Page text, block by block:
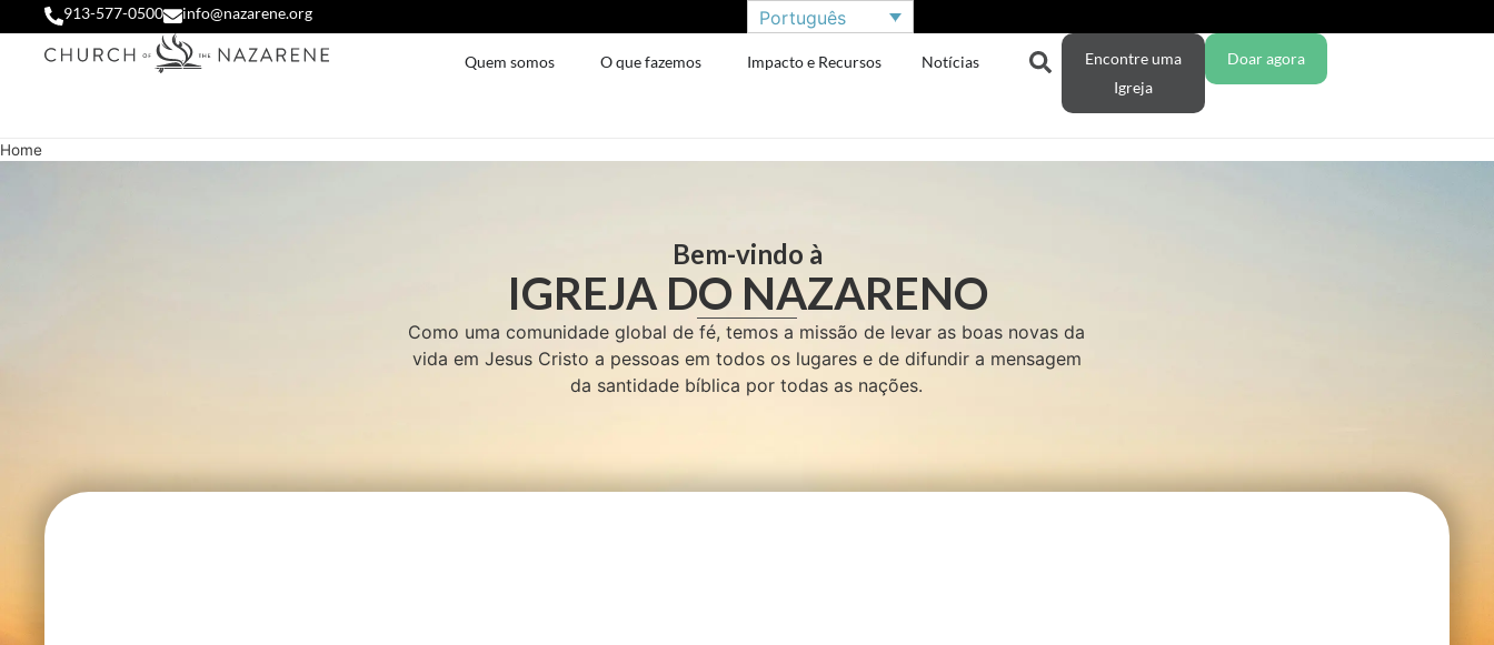
913-577-0500 info@nazarene.org Português
Quem somos O que fazemos Impacto e Recursos Notícias
Encontre uma
Igreja
Doar agora
Home
Bem-vindo à
IGREJA DO NAZARENO
Como uma comunidade global de fé, temos a missão de levar as boas novas da
vida em Jesus Cristo a pessoas em todos os lugares e de difundir a mensagem
da santidade bíblica por todas as nações.